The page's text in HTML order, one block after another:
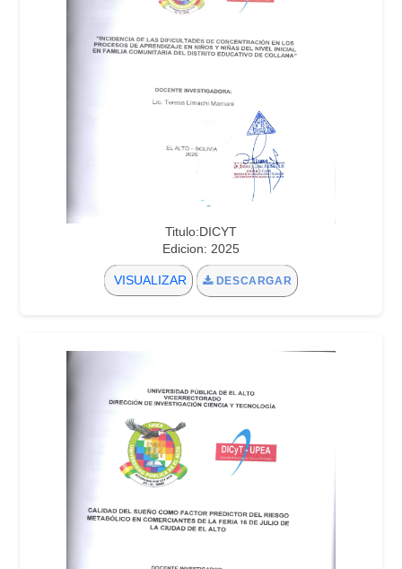
Titulo:DICYT
Edicion: 2025
VISUALIZAR DESCARGAR